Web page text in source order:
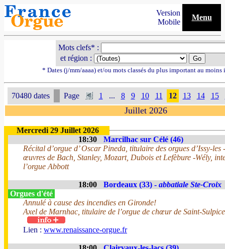
Version
Mobile
Menu
Mots clefs* :
et région :
* Dates (j/mm/aaaa) et/ou mots classés du plus important au moins
70480 dates Page 1 ... 8 9 10 11 12 13 14 15
Juillet 2026
Mercredi 29 Juillet 2026
18:30
Marcilhac sur Célé (46)
Récital d’orgue d’ Oscar Pineda, titulaire des orgues d’Issy-
œuvres de Bach, Stanley, Mozart, Dubois et Lefèbure -Wély,
l’orgue Abbott
18:00 Bordeaux (33) - abbatiale Ste-Croix
Orgues d'été
Annulé à cause des incendies en Gironde!
Axel de Marnhac, titulaire de l’orgue de chœur de Saint-
Lien : www.renaissance-orgue.fr